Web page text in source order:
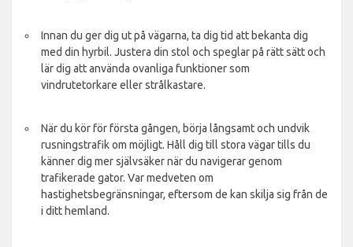
Innan du ger dig ut på vägarna, ta dig tid att bekanta dig
med din hyrbil. Justera din stol och speglar på rätt sätt och
lär dig att använda ovanliga funktioner som
vindrutetorkare eller strålkastare.
När du kör för första gången, börja långsamt och undvik
rusningstrafik om möjligt. Håll dig till stora vägar tills du
känner dig mer självsäker när du navigerar genom
trafikerade gator. Var medveten om
hastighetsbegränsningar, eftersom de kan skilja sig från de
i ditt hemland.